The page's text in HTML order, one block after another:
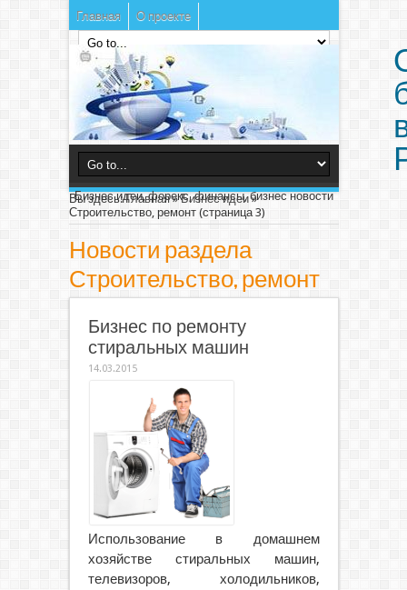
Главная О проекте
Бизнес идеи, форекс, финансы, бизнес новости
Вы здесь:Главная»Бизнес идеи»
Строительство, ремонт(страница 3)
Новости раздела
Строительство, ремонт
Бизнес по ремонту
стиральных машин
14.03.2015
Использование в домашнем
хозяйстве стиральных машин,
телевизоров, холодильников,